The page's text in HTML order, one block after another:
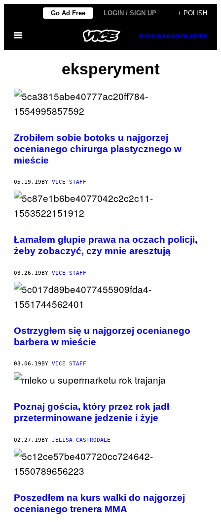
content
Go Ad Free LOGIN / SIGN UP + POLISH
Open
SUBSCRIBENEWSLETTER
eksperyment
Zrobiłem sobie botoks u najgorzej
ocenianego chirurga plastycznego w
mieście
05.19.19 BY VICE STAFF
Łamałem głupie prawa na oczach policji,
żeby zobaczyć, czy mnie aresztują
03.26.19BY VICE STAFF
Ostrzygłem się u najgorzej ocenianego
barbera w mieście
03.06.19 BY VICE STAFF
Poznaj gościa, który przez rok jadł
przeterminowane jedzenie i żyje
02.27.19BY JELISA CASTRODALE
Poszedłem na kurs walki do najgorzej
ocenianego trenera MMA